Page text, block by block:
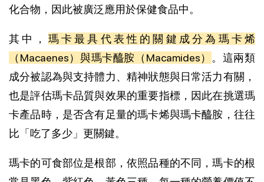
化合物，因此被廣泛應用於保健食品中。
其中， 瑪卡最具代表性的關鍵成分為瑪卡烯
（Macaenes）與瑪卡醯胺（Macamides） 。這兩類
成分被認為與支持體力、精神狀態與日常活力有關，
也是評估瑪卡品質與效果的重要指標，因此在挑選瑪
卡產品時，是否含有足量的瑪卡烯與瑪卡醯胺，往往
比「吃了多少」更關鍵。
瑪卡的可食部位是根部，依照品種的不同，瑪卡的根